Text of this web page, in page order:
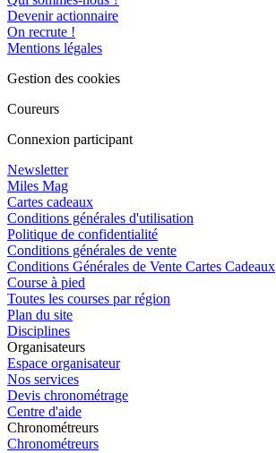
Devenir actionnaire
On recrute !
Mentions légales
Gestion des cookies
Coureurs
Connexion participant
Newsletter
Miles Mag
Cartes cadeaux
Conditions générales d'utilisation
Politique de confidentialité
Conditions générales de vente
Conditions Générales de Vente Cartes Cadeaux
Course à pied
Toutes les courses par région
Plan du site
Disciplines
Organisateurs
Espace organisateur
Nos services
Devis chronométrage
Centre d'aide
Chronométreurs
Chronométreurs